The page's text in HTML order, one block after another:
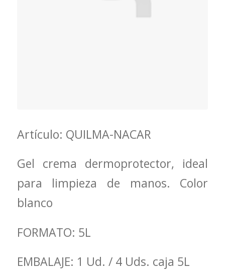
Artículo: QUILMA-NACAR
Gel crema dermoprotector, ideal
para limpieza de manos. Color
blanco
FORMATO: 5L
EMBALAJE: 1 Ud. / 4 Uds. caja 5L